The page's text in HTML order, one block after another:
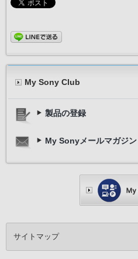
My Sony Club
製品の登録
My Sonyメールマガジン
サイトマップ